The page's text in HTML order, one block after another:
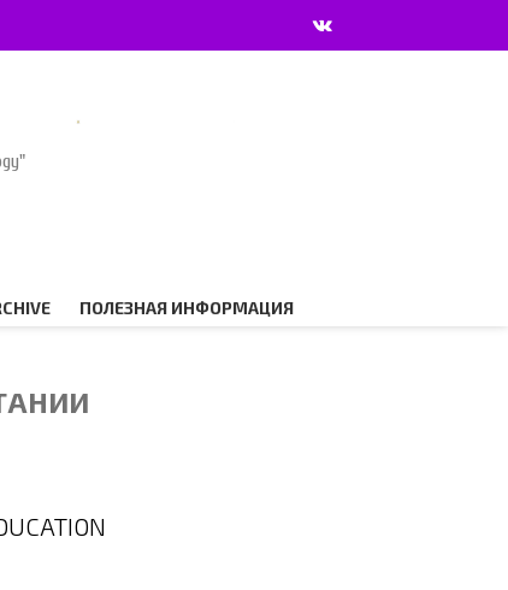
ПОЛЕЗНАЯ ИНФОРМАЦИЯ